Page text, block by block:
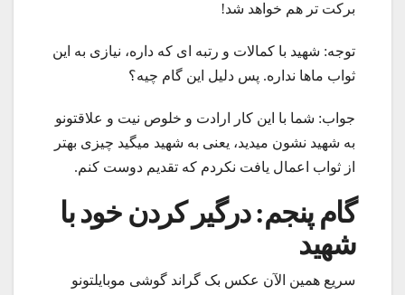
برکت تر هم خواهد شد!
توجه: شهید با کمالات و رتبه ای که داره، نیازی به این
ثواب ماها نداره. پس دلیل این گام چیه؟
جواب: شما با این کار ارادت و خلوص نیت و علاقتونو
به شهید نشون میدید، یعنی به شهید میگید چیزی بهتر
از ثواب اعمال یافت نکردم که تقدیم دوست کنم.
گام پنجم: درگیر کردن خود با
شهید
سریع همین الآن عکس بک گراند گوشی موبایلتونو